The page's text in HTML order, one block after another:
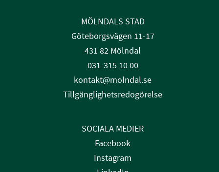
MÖLNDALS STAD
Göteborgsvägen 11-17
431 82 Mölndal
031-315 10 00
kontakt@molndal.se
Tillgänglighetsredogörelse
SOCIALA MEDIER
Facebook
Instagram